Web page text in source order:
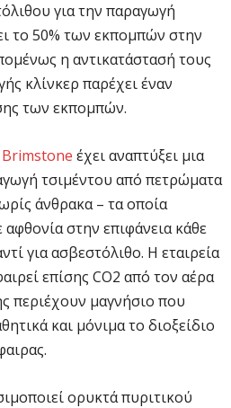
για την παραγωγή
το 50% των εκπομπών στην
η αντικατάστασή τους
κλίνκερ παρέχει έναν
των εκπομπών.
Brimstone έχει αναπτύξει μια
τσιμέντου από πετρώματα
άνθρακα – τα οποία
στην επιφάνεια κάθε
για ασβεστόλιθο. Η εταιρεία
επίσης CO2 από τον αέρα
περιέχουν μαγνήσιο που
και μόνιμα το διοξείδιο
ορυκτά πυριτικού